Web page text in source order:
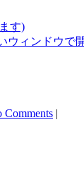
す)
ウィンドウで
Comments |